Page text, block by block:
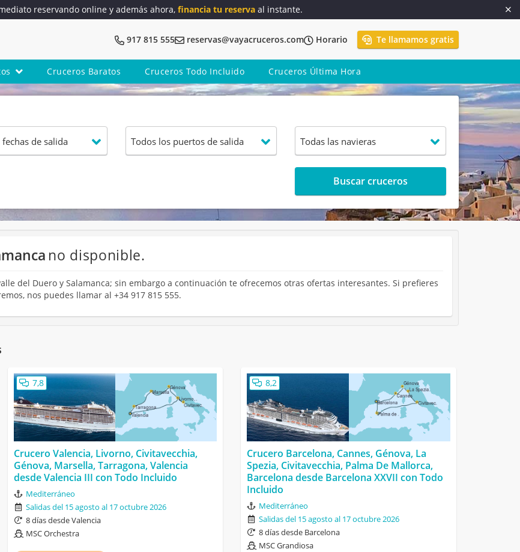
reservando online y además ahora, financia tu reserva al instante.
917 815 555 reservas@vayacruceros.com Horario Te llamamos gratis
Cruceros Baratos Cruceros Todo Incluido Cruceros Última Hora
Buscar cruceros
no disponible.
del Duero y Salamanca; sin embargo a continuación te ofrecemos otras ofertas interesantes. Si prefieres
nos puedes llamar al +34 917 815 555.
7,8
Crucero Valencia, Livorno, Civitavecchia,
Génova, Marsella, Tarragona, Valencia
desde Valencia III con Todo Incluido
Mediterráneo
Salidas del 15 agosto al 17 octubre 2026
8 días desde Valencia
MSC Orchestra
8,2
Crucero Barcelona, Cannes, Génova, La
Spezia, Civitavecchia, Palma De Mallorca,
Barcelona desde Barcelona XXVII con Todo
Incluido
Mediterráneo
Salidas del 15 agosto al 17 octubre 2026
8 días desde Barcelona
MSC Grandiosa